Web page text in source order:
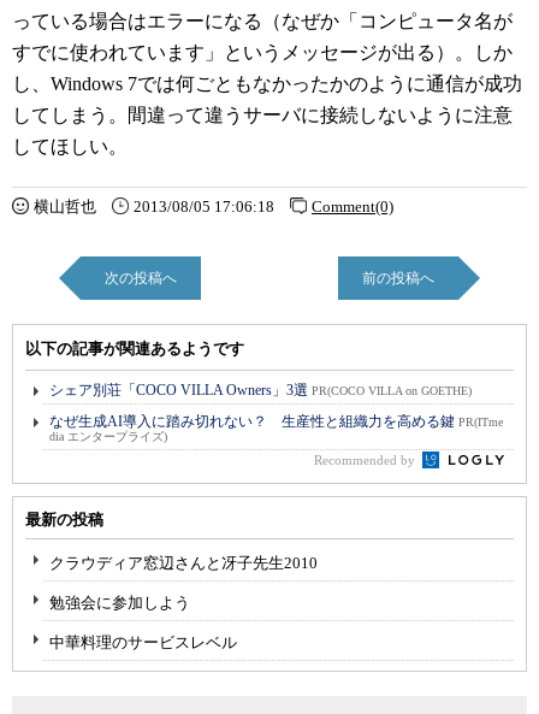
っている場合はエラーになる（なぜか「コンピュータ名が
すでに使われています」というメッセージが出る）。しか
し、Windows 7では何ごともなかったかのように通信が成功
してしまう。間違って違うサーバに接続しないように注意
してほしい。
横山哲也 2013/08/05 17:06:18 Comment(0)
次の投稿へ 前の投稿へ
以下の記事が関連あるようです
シェア別荘「COCO VILLA Owners」3選 PR(COCO VILLA on GOETHE)
なぜ生成AI導入に踏み切れない？ 生産性と組織力を高める鍵 PR(ITme
dia エンタープライズ)
Recommended by
最新の投稿
クラウディア窓辺さんと冴子先生2010
勉強会に参加しよう
中華料理のサービスレベル